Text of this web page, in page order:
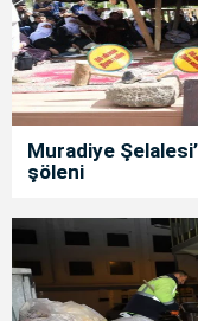
Muradiye
şöleni